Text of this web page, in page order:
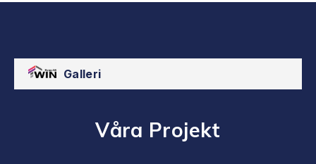
Galleri
Våra Projekt